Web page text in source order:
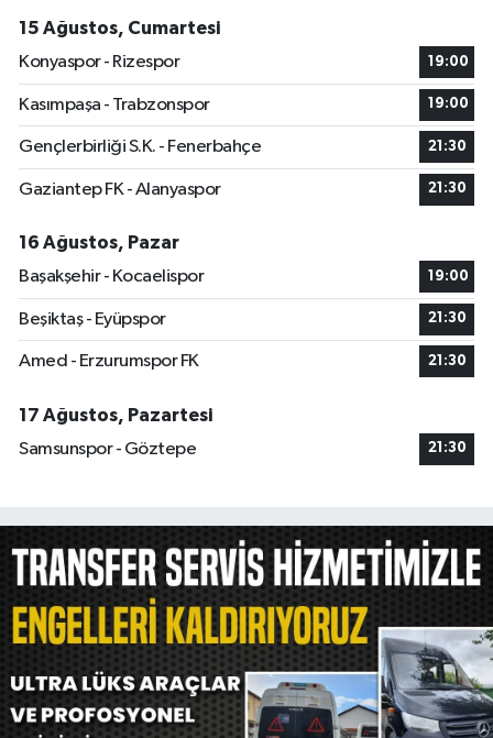
15 Ağustos, Cumartesi
Konyaspor - Rizespor
19:00
Kasımpaşa - Trabzonspor 19:00
Gençlerbirliği S.K. - Fenerbahçe 21:30
Gaziantep FK - Alanyaspor 21:30
16 Ağustos, Pazar
Başakşehir - Kocaelispor
19:00
Beşiktaş - Eyüpspor 21:30
Amed - Erzurumspor FK 21:30
17 Ağustos, Pazartesi
Samsunspor - Göztepe
21:30